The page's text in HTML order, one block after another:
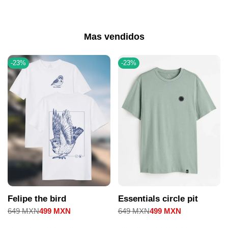
Mas vendidos
-23%
Felipe the bird
Precio
649 MXNPrecio
499 MXN
-23%
Essentials circle pit
Precio
649 MXNPrecio
499 MXN